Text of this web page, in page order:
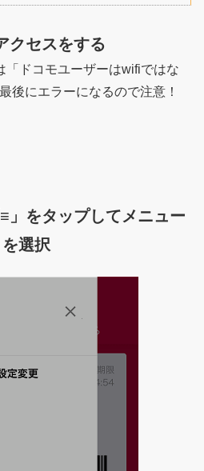
クセスをする
ドコモユーザーはwifiではな
後にエラーになるので注意！
」をタップしてメニュー
選択